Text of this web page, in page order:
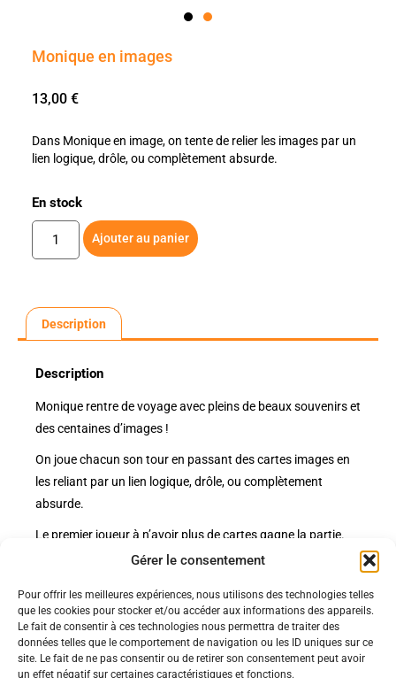
Gérer le consentement
Pour offrir les meilleures expériences, nous utilisons des technologies telles
que les cookies pour stocker et/ou accéder aux informations des appareils.
Le fait de consentir à ces technologies nous permettra de traiter des
données telles que le comportement de navigation ou les ID uniques sur ce
site. Le fait de ne pas consentir ou de retirer son consentement peut avoir
un effet négatif sur certaines caractéristiques et fonctions.
Monique en images
13,00 €
Dans Monique en image, on tente de relier les images par un
lien logique, drôle, ou complètement absurde.
En stock
Ajouter au panier
Description
Description
Monique rentre de voyage avec pleins de beaux souvenirs et
des centaines d’images !
On joue chacun son tour en passant des cartes images en
les reliant par un lien logique, drôle, ou complètement
absurde.
Le premier joueur à n’avoir plus de cartes gagne la partie.
Nos pages
Nos évènements
Politiques
Politique de confidentialité
Nos conditions de vente et livraison